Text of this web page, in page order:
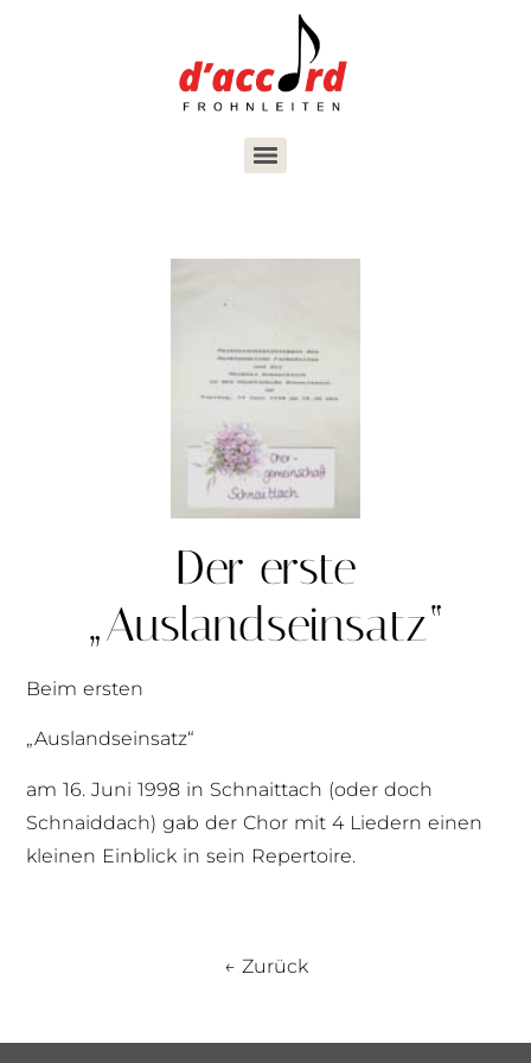
Der erste
„Auslandseinsatz“
Beim ersten
„Auslandseinsatz“
am 16. Juni 1998 in Schnaittach (oder doch
Schnaiddach) gab der Chor mit 4 Liedern einen
kleinen Einblick in sein Repertoire.
← Zurück